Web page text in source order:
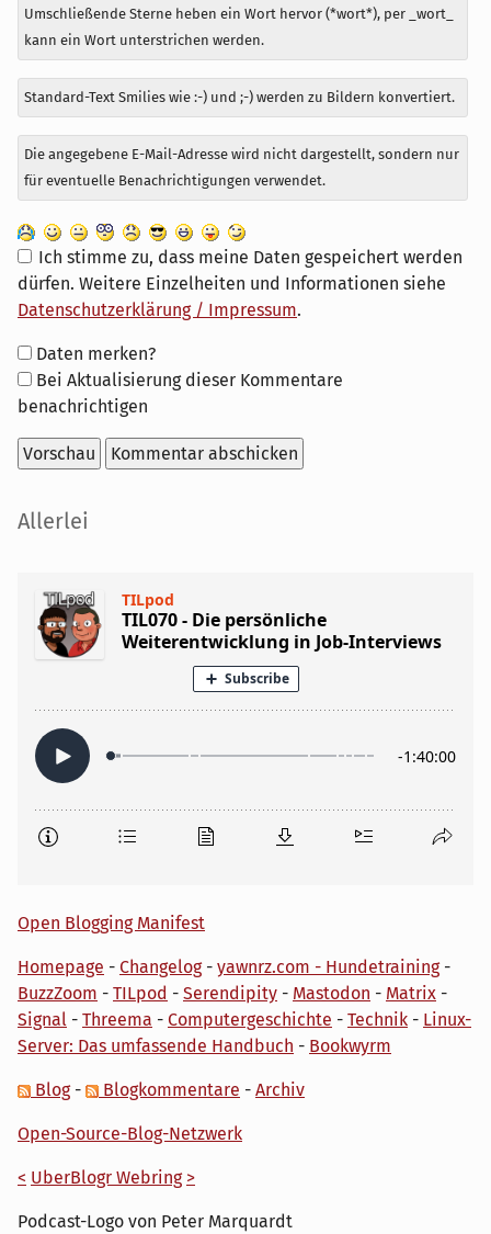
Umschließende Sterne heben ein Wort hervor (*wort*), per _wort_
kann ein Wort unterstrichen werden.
Standard-Text Smilies wie :-) und ;-) werden zu Bildern konvertiert.
Die angegebene E-Mail-Adresse wird nicht dargestellt, sondern nur
für eventuelle Benachrichtigungen verwendet.
Ich stimme zu, dass meine Daten gespeichert werden
dürfen. Weitere Einzelheiten und Informationen siehe
Datenschutzerklärung / Impressum.
Formular-
Optionen
Daten merken?
Bei Aktualisierung dieser Kommentare
benachrichtigen
Seitenleiste
Allerlei
Open Blogging Manifest
Homepage - Changelog- yawnrz.com - Hundetraining-
BuzzZoom - TILpod - Serendipity - Mastodon - Matrix -
Signal - Threema - Computergeschichte - Technik - Linux-
Server: Das umfassende Handbuch - Bookwyrm
Blog- Blogkommentare - Archiv
Open-Source-Blog-Netzwerk
< UberBlogr Webring >
Podcast-Logo von Peter Marquardt